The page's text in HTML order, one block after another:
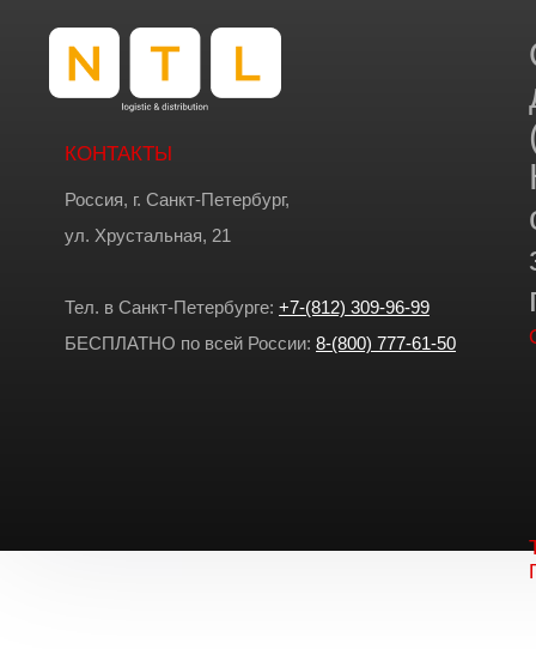
КОНТАКТЫ
Россия, г. Санкт-Петербург,
ул. Хрустальная, 21
Тел. в Санкт-Петербурге: +7-(812) 309-96-99
БЕСПЛАТНО по всей России: 8-(800) 777-61-50